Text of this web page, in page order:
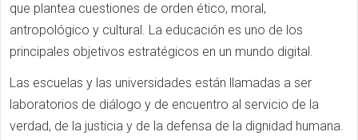
que plantea cuestiones de orden ético, moral,
antropológico y cultural. La educación es uno de los
principales objetivos estratégicos en un mundo digital.
Las escuelas y las universidades están llamadas a ser
laboratorios de diálogo y de encuentro al servicio de la
verdad, de la justicia y de la defensa de la dignidad humana.